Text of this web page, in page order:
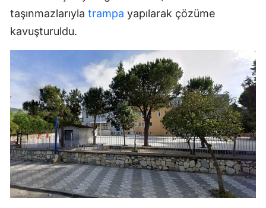
taşınmazlarıyla trampa yapılarak çözüme
kavuşturuldu.